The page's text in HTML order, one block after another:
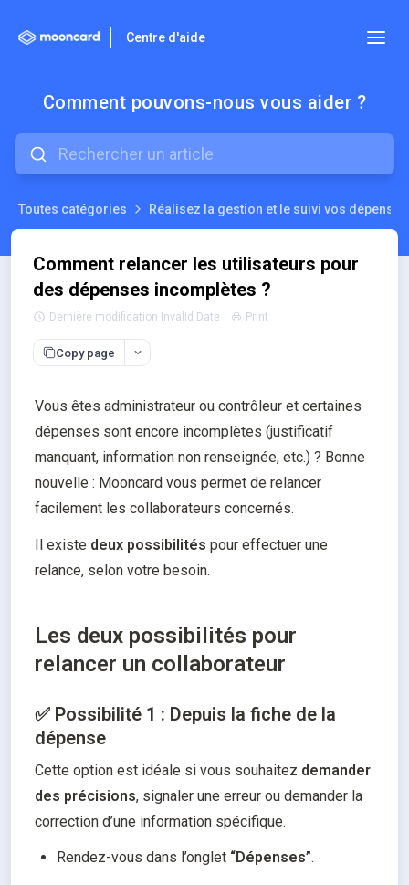
Centre d'aide
Comment pouvons-nous vous aider ?
Toutes catégories Réalisez la gestion et le suivi vos dépenses
Comment relancer les utilisateurs pour
des dépenses incomplètes ?
Dernière modification Invalid Date Print
Copy page
Vous êtes administrateur ou contrôleur et certaines
dépenses sont encore incomplètes (justificatif
manquant, information non renseignée, etc.) ? Bonne
nouvelle : Mooncard vous permet de relancer
facilement les collaborateurs concernés.
Il existe deux possibilités pour effectuer une
relance, selon votre besoin.
Les deux possibilités pour
relancer un collaborateur
✅ Possibilité 1 : Depuis la fiche de la
dépense
Cette option est idéale si vous souhaitez demander
des précisions, signaler une erreur ou demander la
correction d’une information spécifique.
Rendez-vous dans l’onglet “Dépenses”.